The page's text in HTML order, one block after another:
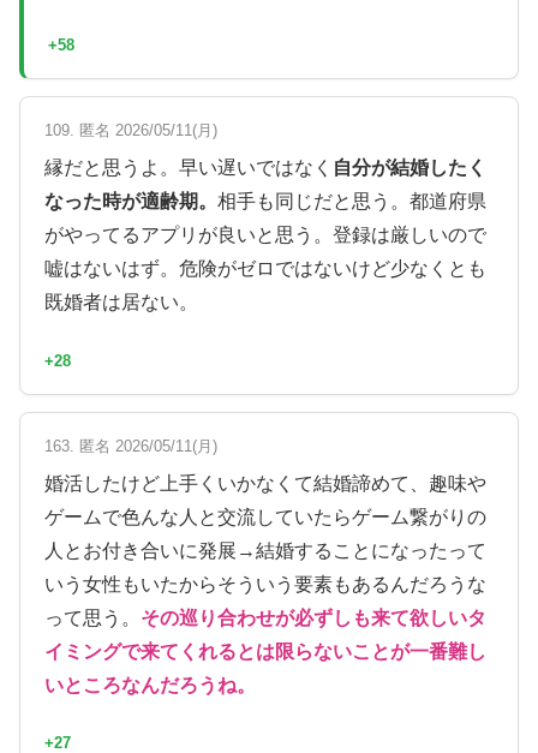
+58
109. 匿名 2026/05/11(月)
縁だと思うよ。早い遅いではなく 自分が結婚したく
なった時が適齢期。 相手も同じだと思う。都道府県
がやってるアプリが良いと思う。登録は厳しいので
嘘はないはず。危険がゼロではないけど少なくとも
既婚者は居ない。
+28
163. 匿名 2026/05/11(月)
婚活したけど上手くいかなくて結婚諦めて、趣味や
ゲームで色んな人と交流していたらゲーム繋がりの
人とお付き合いに発展→結婚することになったって
いう女性もいたからそういう要素もあるんだろうな
って思う。 その巡り合わせが必ずしも来て欲しいタ
イミングで来てくれるとは限らないことが一番難し
いところなんだろうね。
+27